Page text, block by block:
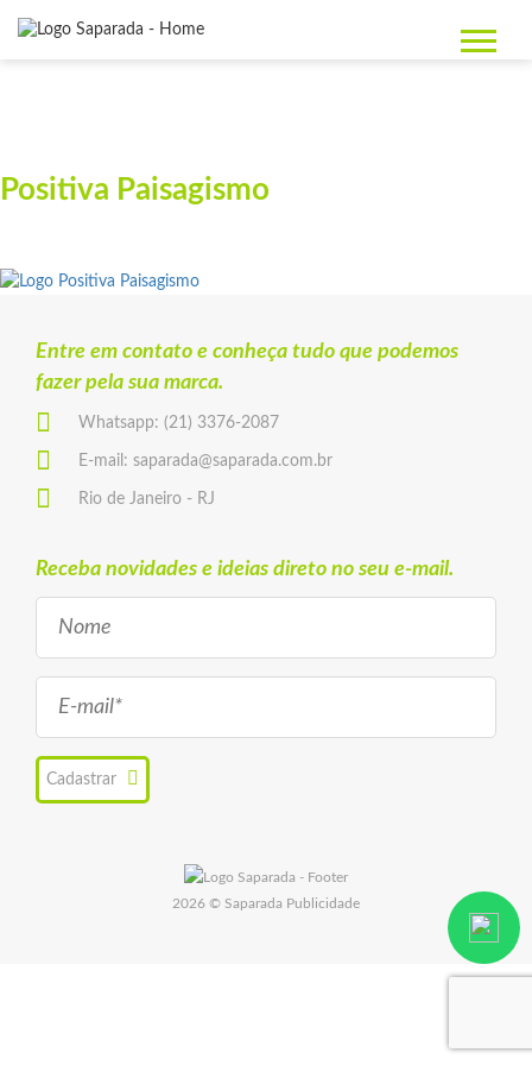
Positiva Paisagismo
Entre em contato e conheça tudo que podemos
fazer pela sua marca.
Whatsapp: (21) 3376-2087
E-mail: saparada@saparada.com.br
Rio de Janeiro - RJ
Receba novidades e ideias direto no seu e-mail.
Cadastrar
2026 © Saparada Publicidade